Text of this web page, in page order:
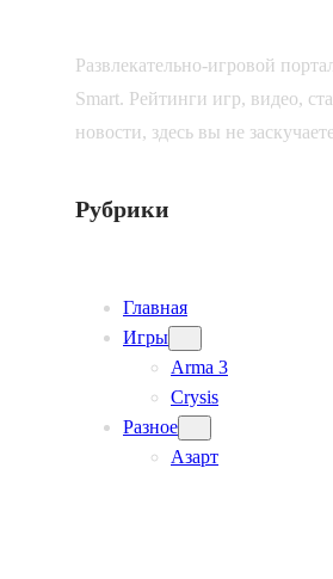
Развлекательно-игровой
Smart. Рейтинги игр, видео,
новости, здесь вы не
Рубрики
Главная
Игры
Arma 3
Crysis
Разное
Азарт